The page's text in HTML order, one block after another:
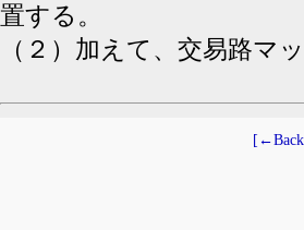
置する。
（２）加えて、交易路マ